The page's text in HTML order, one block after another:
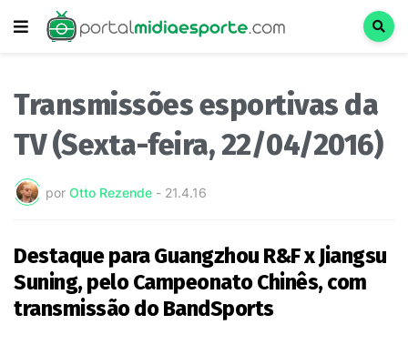
Transmissões esportivas da
TV (Sexta-feira, 22/04/2016)
por Otto Rezende - 21.4.16
Destaque para Guangzhou R&F x Jiangsu
Suning, pelo Campeonato Chinês, com
transmissão do BandSports